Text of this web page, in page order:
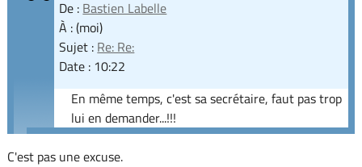
De : Bastien Labelle
À : (moi)
Sujet : Re: Re:
Date : 10:22
En même temps, c'est sa secrétaire, faut pas trop
lui en demander...!!!
C'est pas une excuse.